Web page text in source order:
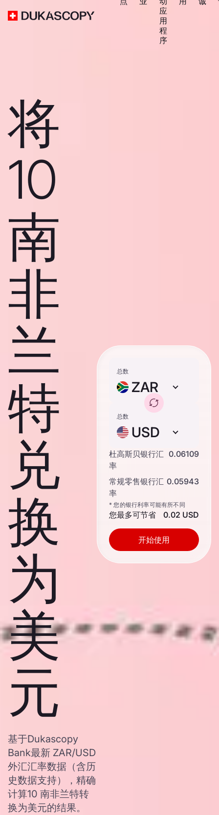
应
用
程
序
将
10
南
非
兰
特
兑
换
为
美
元
基于Dukascopy
Bank最新 ZAR/USD
外汇汇率数据（含历
史数据支持），精确
计算10 南非兰特转
换为美元的结果。
总数
ZAR
总数
USD
杜高斯贝银行汇
率
0.06109
常规零售银行汇
率
0.05943
* 您的银行利率可能有所不同
您最多可节省 0.02 USD
开始使用